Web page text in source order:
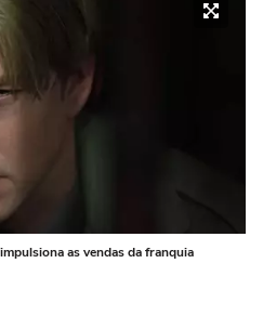
as vendas da franquia